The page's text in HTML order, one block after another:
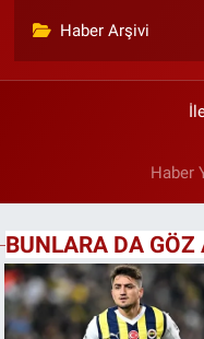
Haber Arşivi
Haber